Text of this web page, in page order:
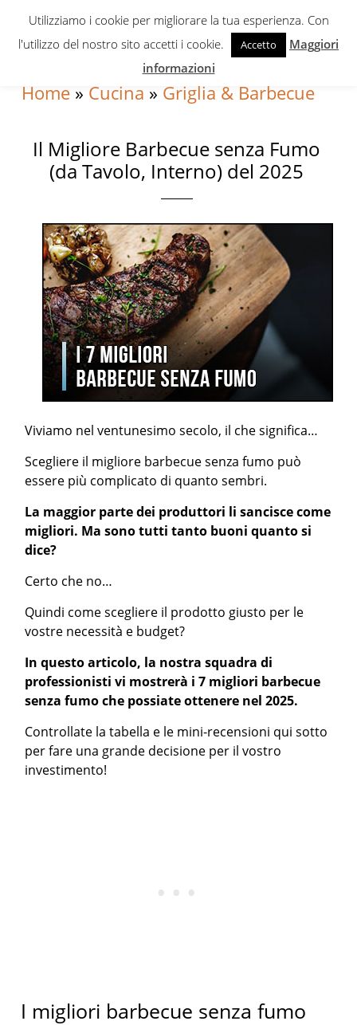
Skip
navigation
Skip
Skip
sidebar
Home » Cucina » Griglia & Barbecue
Il Migliore Barbecue senza Fumo
(da Tavolo, Interno) del 2025
Viviamo nel ventunesimo secolo, il che significa…
Scegliere il migliore barbecue senza fumo può
essere più complicato di quanto sembri.
La maggior parte dei produttori li sancisce come
migliori. Ma sono tutti tanto buoni quanto si
dice?
Certo che no…
Quindi come scegliere il prodotto giusto per le
vostre necessità e budget?
In questo articolo, la nostra squadra di
professionisti vi mostrerà i 7 migliori barbecue
senza fumo che possiate ottenere nel 2025.
Controllate la tabella e le mini-recensioni qui sotto
per fare una grande decisione per il vostro
investimento!
I migliori barbecue senza fumo
Utilizziamo i cookie per migliorare la tua esperienza. Con
l'utilizzo del nostro sito accetti i cookie.
Accetto
Maggiori
informazioni